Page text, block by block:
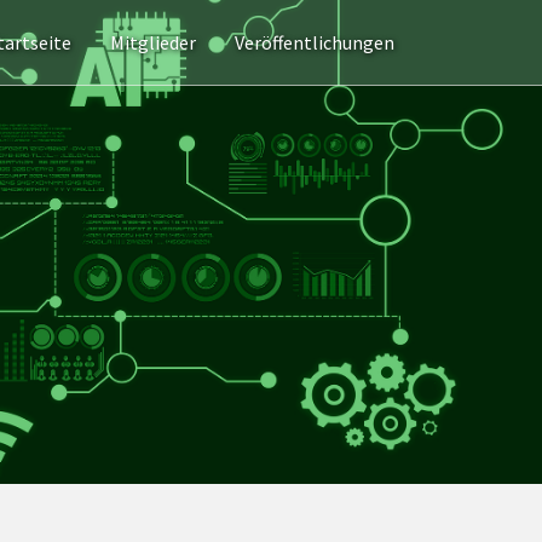
Mitglieder Veröffentlichungen